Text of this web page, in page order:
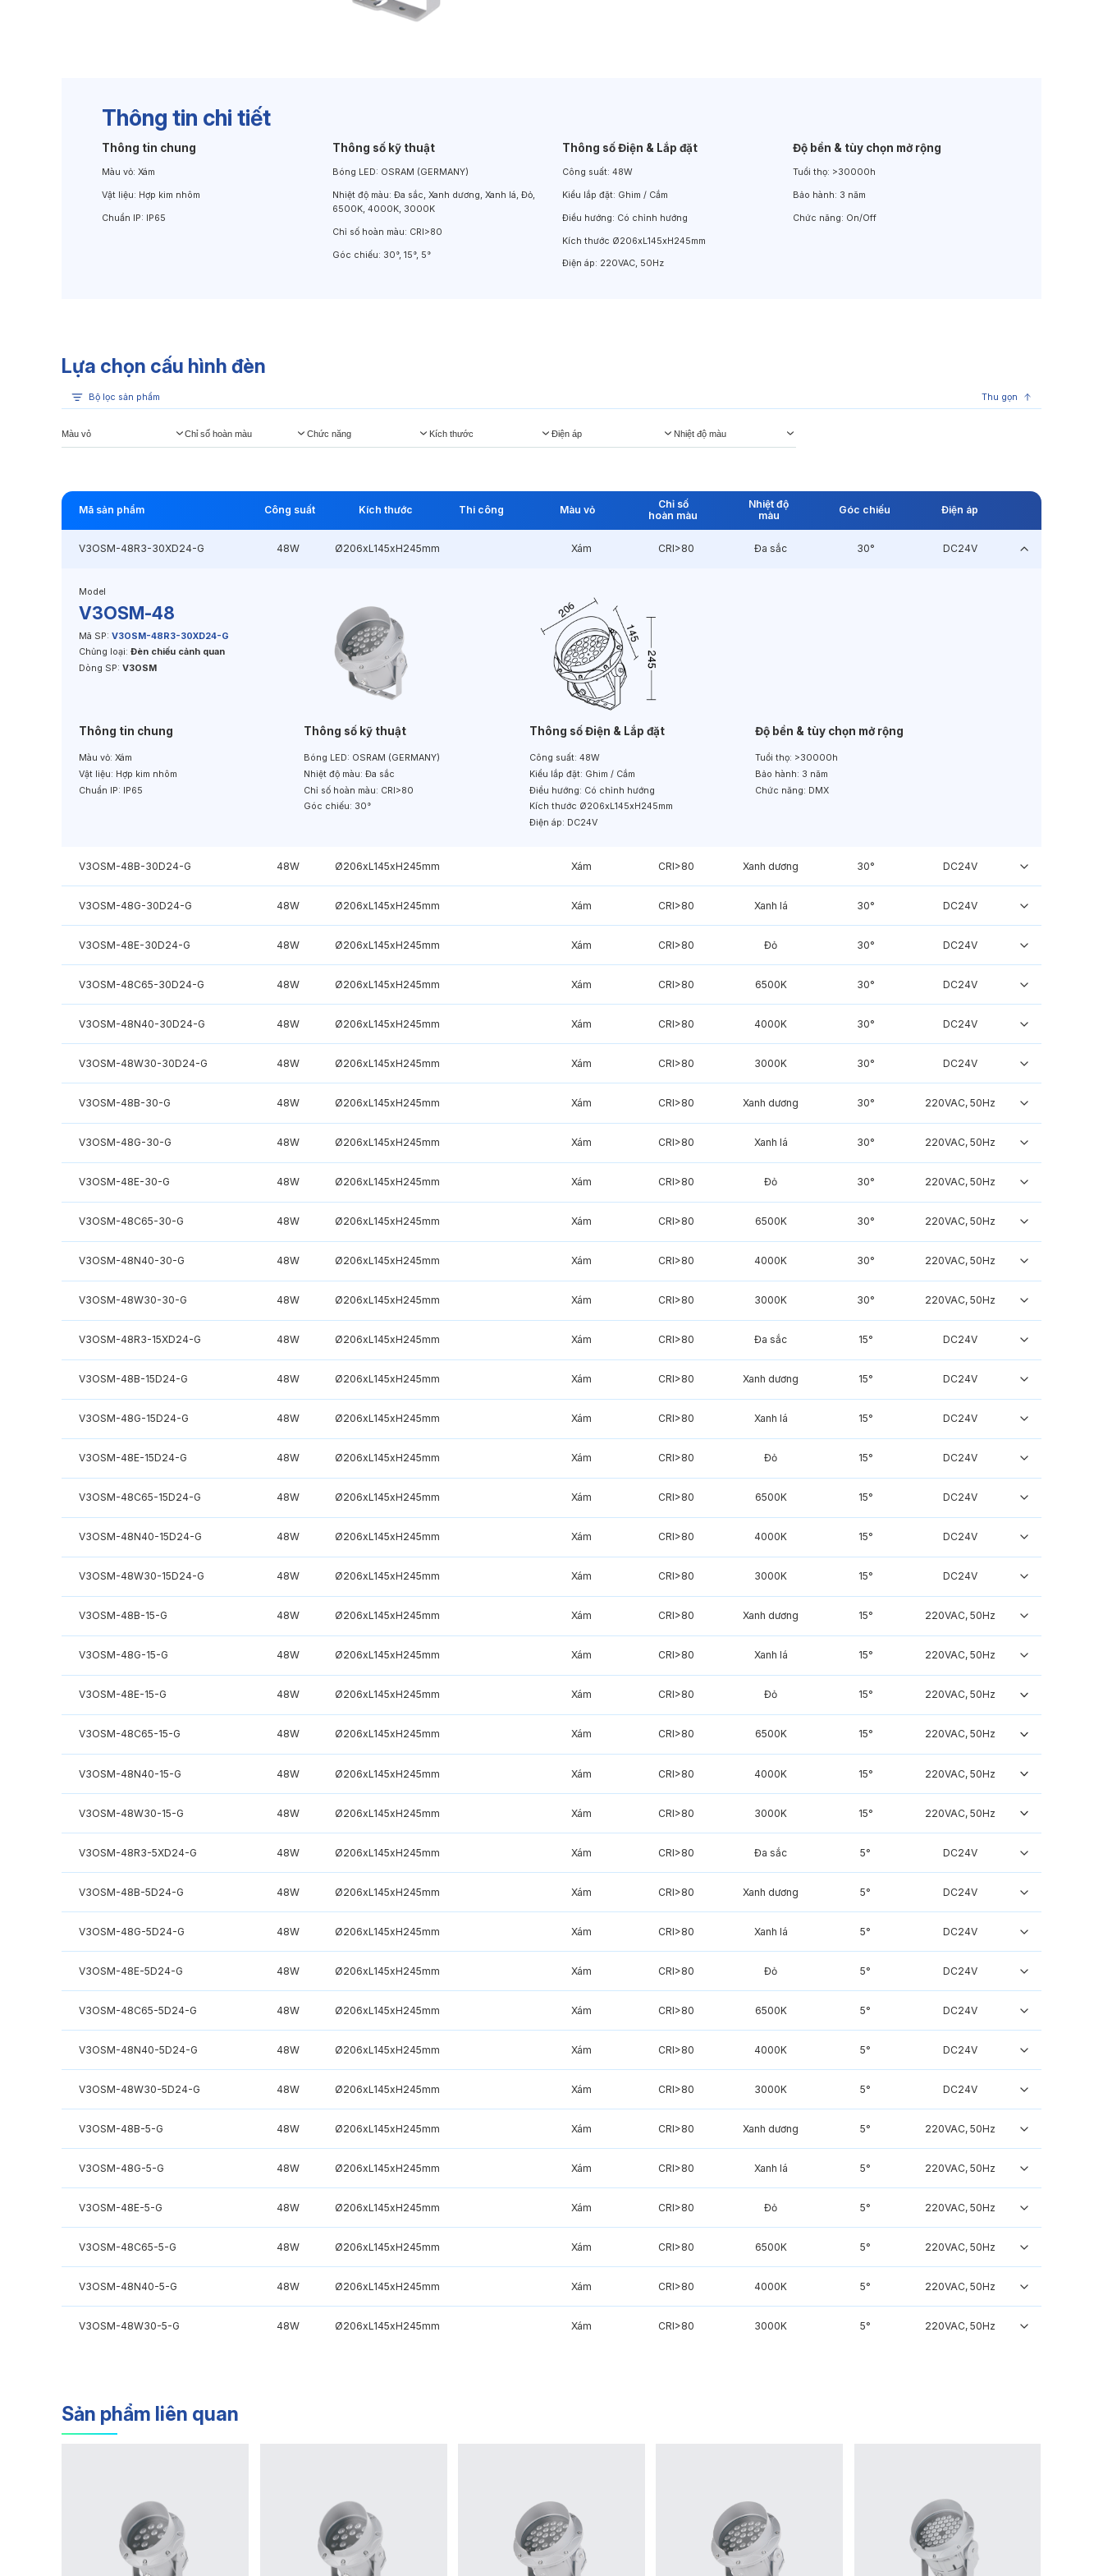
Thông tin chi tiết
Thông tin chung
Màu vỏ: Xám
Vật liệu: Hợp kim nhôm
Chuẩn IP: IP65
Thông số kỹ thuật
Bóng LED: OSRAM (GERMANY)
Nhiệt độ màu: Đa sắc, Xanh dương, Xanh lá, Đỏ,
6500K, 4000K, 3000K
Chỉ số hoàn màu: CRI>80
Góc chiếu: 30°, 15°, 5°
Thông số Điện & Lắp đặt
Công suất:48W
Kiểu lắp đặt: Ghim / Cắm
Điều hướng: Có chỉnh hướng
Kích thước Ø206xL145xH245mm
Điện áp: 220VAC, 50Hz
Độ bền & tùy chọn mở rộng
Tuổi thọ: >30000h
Bảo hành: 3 năm
Chức năng: On/Off
Lựa chọn cấu hình đèn
Bộ lọc sản phẩm Thu gọn
Màu vỏ Chỉ số hoàn màu Chức năng Kích thước Điện áp Nhiệt độ màu
Mã sản phẩm Công suất Kích thước Thi công Màu vỏ
Chỉ số
hoàn màu
Nhiệt độ
màu
Góc chiếu Điện áp
V3OSM-48R3-30XD24-G 48W Ø206xL145xH245mm Xám CRI>80 Đa sắc 30° DC24V
Model
V3OSM-48
Mã SP: V3OSM-48R3-30XD24-G
Chủng loại: Đèn chiếu cảnh quan
Dòng SP: V3OSM
Thông tin chung
Màu vỏ: Xám
Vật liệu: Hợp kim nhôm
Chuẩn IP: IP65
Thông số kỹ thuật
Bóng LED: OSRAM (GERMANY)
Nhiệt độ màu: Đa sắc
Chỉ số hoàn màu: CRI>80
Góc chiếu: 30°
Thông số Điện & Lắp đặt
Công suất: 48W
Kiểu lắp đặt: Ghim / Cắm
Điều hướng: Có chỉnh hướng
Kích thước Ø206xL145xH245mm
Điện áp: DC24V
Độ bền & tùy chọn mở rộng
Tuổi thọ: >30000h
Bảo hành: 3 năm
Chức năng: DMX
V3OSM-48B-30D24-G 48W Ø206xL145xH245mm Xám CRI>80 Xanh dương 30° DC24V
V3OSM-48G-30D24-G 48W Ø206xL145xH245mm Xám CRI>80 Xanh lá 30° DC24V
V3OSM-48E-30D24-G 48W Ø206xL145xH245mm Xám CRI>80 Đỏ 30° DC24V
V3OSM-48C65-30D24-G 48W Ø206xL145xH245mm Xám CRI>80 6500K 30° DC24V
V3OSM-48N40-30D24-G 48W Ø206xL145xH245mm Xám CRI>80 4000K 30° DC24V
V3OSM-48W30-30D24-G 48W Ø206xL145xH245mm Xám CRI>80 3000K 30° DC24V
V3OSM-48B-30-G 48W Ø206xL145xH245mm Xám CRI>80 Xanh dương 30° 220VAC, 50Hz
V3OSM-48G-30-G 48W Ø206xL145xH245mm Xám CRI>80 Xanh lá 30° 220VAC, 50Hz
V3OSM-48E-30-G 48W Ø206xL145xH245mm Xám CRI>80 Đỏ 30° 220VAC, 50Hz
V3OSM-48C65-30-G 48W Ø206xL145xH245mm Xám CRI>80 6500K 30° 220VAC, 50Hz
V3OSM-48N40-30-G 48W Ø206xL145xH245mm Xám CRI>80 4000K 30° 220VAC, 50Hz
V3OSM-48W30-30-G 48W Ø206xL145xH245mm Xám CRI>80 3000K 30° 220VAC, 50Hz
V3OSM-48R3-15XD24-G 48W Ø206xL145xH245mm Xám CRI>80 Đa sắc 15° DC24V
V3OSM-48B-15D24-G 48W Ø206xL145xH245mm Xám CRI>80 Xanh dương 15° DC24V
V3OSM-48G-15D24-G 48W Ø206xL145xH245mm Xám CRI>80 Xanh lá 15° DC24V
V3OSM-48E-15D24-G 48W Ø206xL145xH245mm Xám CRI>80 Đỏ 15° DC24V
V3OSM-48C65-15D24-G 48W Ø206xL145xH245mm Xám CRI>80 6500K 15° DC24V
V3OSM-48N40-15D24-G 48W Ø206xL145xH245mm Xám CRI>80 4000K 15° DC24V
V3OSM-48W30-15D24-G 48W Ø206xL145xH245mm Xám CRI>80 3000K 15° DC24V
V3OSM-48B-15-G 48W Ø206xL145xH245mm Xám CRI>80 Xanh dương 15° 220VAC, 50Hz
V3OSM-48G-15-G 48W Ø206xL145xH245mm Xám CRI>80 Xanh lá 15° 220VAC, 50Hz
V3OSM-48E-15-G 48W Ø206xL145xH245mm Xám CRI>80 Đỏ 15° 220VAC, 50Hz
V3OSM-48C65-15-G 48W Ø206xL145xH245mm Xám CRI>80 6500K 15° 220VAC, 50Hz
V3OSM-48N40-15-G 48W Ø206xL145xH245mm Xám CRI>80 4000K 15° 220VAC, 50Hz
V3OSM-48W30-15-G 48W Ø206xL145xH245mm Xám CRI>80 3000K 15° 220VAC, 50Hz
V3OSM-48R3-5XD24-G 48W Ø206xL145xH245mm Xám CRI>80 Đa sắc 5° DC24V
V3OSM-48B-5D24-G 48W Ø206xL145xH245mm Xám CRI>80 Xanh dương 5° DC24V
V3OSM-48G-5D24-G 48W Ø206xL145xH245mm Xám CRI>80 Xanh lá 5° DC24V
V3OSM-48E-5D24-G 48W Ø206xL145xH245mm Xám CRI>80 Đỏ 5° DC24V
V3OSM-48C65-5D24-G 48W Ø206xL145xH245mm Xám CRI>80 6500K 5° DC24V
V3OSM-48N40-5D24-G 48W Ø206xL145xH245mm Xám CRI>80 4000K 5° DC24V
V3OSM-48W30-5D24-G 48W Ø206xL145xH245mm Xám CRI>80 3000K 5° DC24V
V3OSM-48B-5-G 48W Ø206xL145xH245mm Xám CRI>80 Xanh dương 5° 220VAC, 50Hz
V3OSM-48G-5-G 48W Ø206xL145xH245mm Xám CRI>80 Xanh lá 5° 220VAC, 50Hz
V3OSM-48E-5-G 48W Ø206xL145xH245mm Xám CRI>80 Đỏ 5° 220VAC, 50Hz
V3OSM-48C65-5-G 48W Ø206xL145xH245mm Xám CRI>80 6500K 5° 220VAC, 50Hz
V3OSM-48N40-5-G 48W Ø206xL145xH245mm Xám CRI>80 4000K 5° 220VAC, 50Hz
V3OSM-48W30-5-G 48W Ø206xL145xH245mm Xám CRI>80 3000K 5° 220VAC, 50Hz
Sản phẩm liên quan